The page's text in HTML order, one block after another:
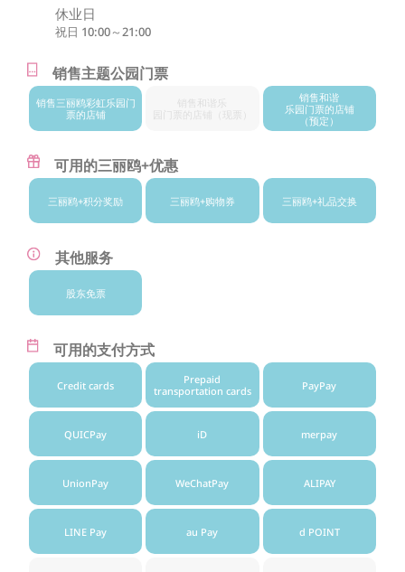
休业日
祝日 10:00～21:00
销售主题公园门票
销售三丽鸥彩虹乐园门
票的店铺
销售和谐乐
园门票的店铺
销售和谐
乐园门票的店铺
（预定）
可用的三丽鸥+优惠
三丽鸥+积分奖励 三丽鸥+购物券 三丽鸥+礼品交换
其他服务
股东免票
可用的支付方式
Credit cards
Prepaid
transportation cards
PayPay
QUICPay iD merpay
UnionPay WeChatPay ALIPAY
LINE Pay au Pay d POINT